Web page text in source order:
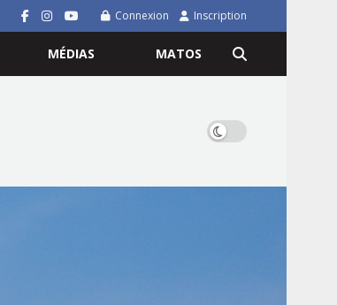
Connexion Inscription
MÉDIAS MATOS